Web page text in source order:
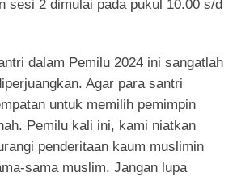
sesi 2 dimulai pada pukul 10.00 s/d
dalam Pemilu 2024 ini sangatlah
Agar para santri
untuk memilih pemimpin
Pemilu kali ini, kami niatkan
penderitaan kaum muslimin
sama muslim. Jangan lupa